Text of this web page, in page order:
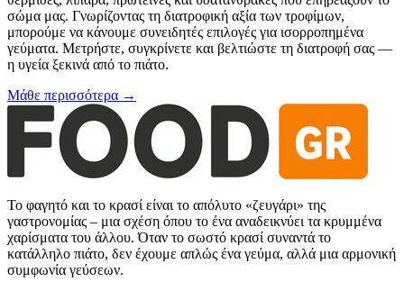
σώμα μας. Γνωρίζοντας τη διατροφική αξία των τροφίμων,
μπορούμε να κάνουμε συνειδητές επιλογές για ισορροπημένα
γεύματα. Μετρήστε, συγκρίνετε και βελτιώστε τη διατροφή σας —
η υγεία ξεκινά από το πιάτο.
Μάθε περισσότερα →
Το φαγητό και το κρασί είναι το απόλυτο «ζευγάρι» της
γαστρονομίας – μια σχέση όπου το ένα αναδεικνύει τα κρυμμένα
χαρίσματα του άλλου. Όταν το σωστό κρασί συναντά το
κατάλληλο πιάτο, δεν έχουμε απλώς ένα γεύμα, αλλά μια αρμονική
συμφωνία γεύσεων.